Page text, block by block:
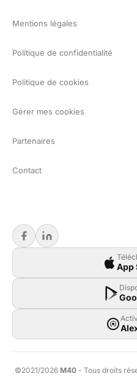
Mentions légales
Politique de confidentialité
Politique de cookies
Gérer mes cookies
Partenaires
Contact
App
©2021/2026 M40 - Tous droits